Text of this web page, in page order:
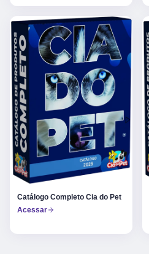
Catálogo Completo Cia do Pet
Acessar